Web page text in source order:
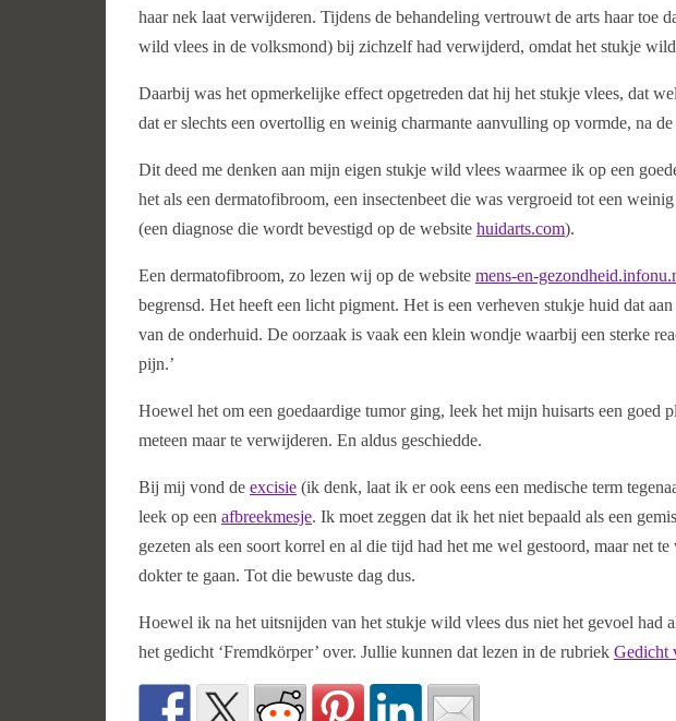
haar nek laat verwijderen. Tijdens de behandeling vertrouwt de arts haar toe
wild vlees in de volksmond) bij zichzelf had verwijderd, omdat het stukje
Daarbij was het opmerkelijke effect opgetreden dat hij het stukje vlees, dat
dat er slechts een overtollig en weinig charmante aanvulling op vormde, na
Dit deed me denken aan mijn eigen stukje wild vlees waarmee ik op een
het als een dermatofibroom, een insectenbeet die was vergroeid tot een
(een diagnose die wordt bevestigd op de website huidarts.com).
Een dermatofibroom, zo lezen wij op de website mens-en-
begrensd. Het heeft een licht pigment. Het is een verheven stukje huid dat
van de onderhuid. De oorzaak is vaak een klein wondje waarbij een sterke
pijn.’
Hoewel het om een goedaardige tumor ging, leek het mijn huisarts een goed
meteen maar te verwijderen. En aldus geschiedde.
Bij mij vond de excisie (ik denk, laat ik er ook eens een medische term
leek op een afbreekmesje. Ik moet zeggen dat ik het niet bepaald als een
gezeten als een soort korrel en al die tijd had het me wel gestoord, maar net
dokter te gaan. Tot die bewuste dag dus.
Hoewel ik na het uitsnijden van het stukje wild vlees dus niet het gevoel had
het gedicht ‘Fremdkörper’ over. Jullie kunnen dat lezen in de rubriek Gedicht